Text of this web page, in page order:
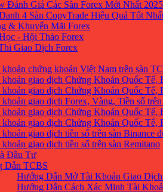
Đánh Giá Các Sàn Forex Mới Nhất 2025
4 Sàn CopyTrade Hiệu Quả Tốt
& Khuyến Mãi Forex
- Hội Thảo Forex
Giao Dịch Forex
chứng khoán Việt Nam trên sàn
giao dịch Chứng Khoán Quốc Tế,
giao dịch Chứng Khoán Quốc Tế,
giao dịch Forex, Vàng, Tiền số trên
giao dịch Chứng Khoán Quốc Tế,
giao dịch Chứng Khoán Quốc Tế,
giao dịch tiền số trên sàn Binance
giao dịch tiền số trên sàn Remitano
Đầu Tư
Dẫn TCBS
Hướng Dẫn Mở Tài Khoản Giao
Hướng Dẫn Cách Xác Minh Tài